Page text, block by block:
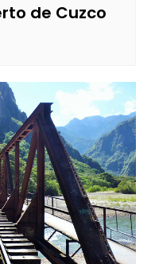
de Cuzco